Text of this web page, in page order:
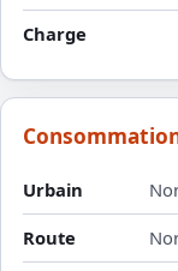
Charge
Urbain
Route